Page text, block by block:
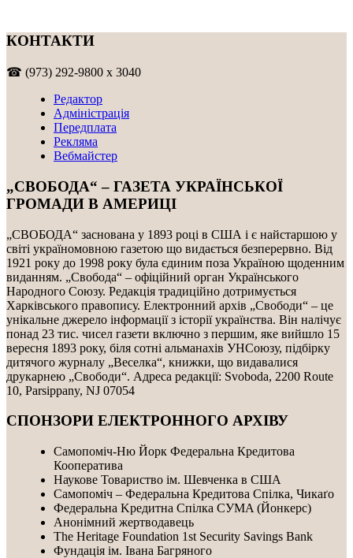
КОНТАКТИ
☎ (973) 292-9800 x 3040
Редактор
Адміністрація
Передплата
Рекляма
Вебмайстер
„СВОБОДА“ – ГАЗЕТА УКРАЇНСЬКОЇ
ГРОМАДИ В АМЕРИЦІ
„СВОБОДА“ заснована у 1893 році в США і є найстаршою у
світі україномовною газетою що видається безперервно. Від
1921 року до 1998 року була єдиним поза Україною щоденним
виданням. „Свобода“ – офіційний орган Українського
Народного Союзу. Редакція традиційно дотримується
Харківського правопису. Електронний архів „Свободи“ – це
унікальне джерело інформації з історії українства. Він налічує
понад 23 тис. чисел газети включно з першим, яке вийшло 15
вересня 1893 року, біля сотні альманахів УНСоюзу, підбірку
дитячого журналу „Веселка“, книжки, що видавалися
друкарнею „Свободи“. Адреса редакції: Svoboda, 2200 Route
10, Parsippany, NJ 07054
СПОНЗОРИ ЕЛЕКТРОННОГО АРХІВУ
Самопоміч-Ню Йорк Федеральна Кредитова
Кооператива
Наукове Товариство ім. Шевченка в США
Самопоміч – Федеральна Кредитова Спілка, Чикаґо
Федеральнa Kредитнa Спілка CУMA (Йонкерс)
Анонімний жертводавець
The Heritage Foundation 1st Security Savings Bank
Фундація ім. Івана Багряного